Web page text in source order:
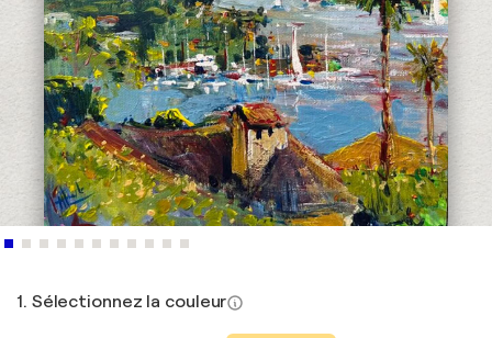
1. Sélectionnez la couleur